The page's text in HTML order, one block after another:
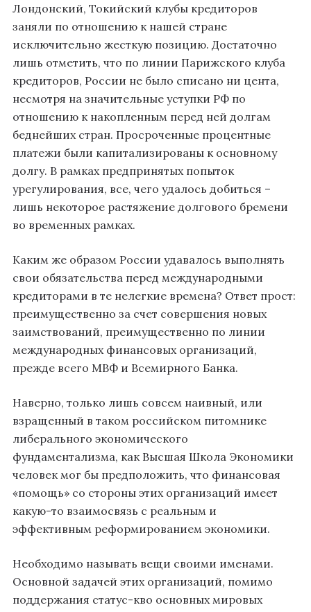
Лондонский, Токийский клубы кредиторов
заняли по отношению к нашей стране
исключительно жесткую позицию. Достаточно
лишь отметить, что по линии Парижского клуба
кредиторов, России не было списано ни цента,
несмотря на значительные уступки РФ по
отношению к накопленным перед ней долгам
беднейших стран. Просроченные процентные
платежи были капитализированы к основному
долгу. В рамках предпринятых попыток
урегулирования, все, чего удалось добиться –
лишь некоторое растяжение долгового бремени
во временных рамках.
Каким же образом России удавалось выполнять
свои обязательства перед международными
кредиторами в те нелегкие времена? Ответ прост:
преимущественно за счет совершения новых
заимствований, преимущественно по линии
международных финансовых организаций,
прежде всего МВФ и Всемирного Банка.
Наверно, только лишь совсем наивный, или
взращенный в таком российском питомнике
либерального экономического
фундаментализма, как Высшая Школа Экономики
человек мог бы предположить, что финансовая
«помощь» со стороны этих организаций имеет
какую-то взаимосвязь с реальным и
эффективным реформированием экономики.
Необходимо называть вещи своими именами.
Основной задачей этих организаций, помимо
поддержания статус-кво основных мировых